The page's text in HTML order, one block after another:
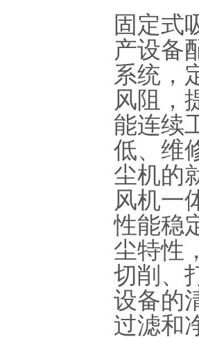
固定式
产设备
系统，
风阻，
能连续
低、维
尘机的
风机一
性能稳
尘特性
切削、
设备的
过滤和